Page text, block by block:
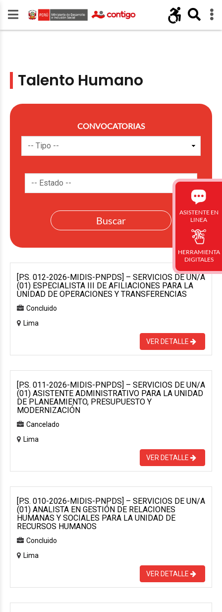
Talento Humano
CONVOCATORIAS
[P.S. 012-2026-MIDIS-PNPDS] – SERVICIOS DE UN/A
(01) ESPECIALISTA III DE AFILIACIONES PARA LA
UNIDAD DE OPERACIONES Y TRANSFERENCIAS
Concluido
Lima
VER DETALLE
[P.S. 011-2026-MIDIS-PNPDS] – SERVICIOS DE UN/A
(01) ASISTENTE ADMINISTRATIVO PARA LA UNIDAD
DE PLANEAMIENTO, PRESUPUESTO Y
MODERNIZACIÓN
Cancelado
Lima
VER DETALLE
[P.S. 010-2026-MIDIS-PNPDS] – SERVICIOS DE UN/A
(01) ANALISTA EN GESTIÓN DE RELACIONES
HUMANAS Y SOCIALES PARA LA UNIDAD DE
RECURSOS HUMANOS
Concluido
Lima
VER DETALLE
ASISTENTE EN
LINEA
HERRAMIENTA
DIGITALES